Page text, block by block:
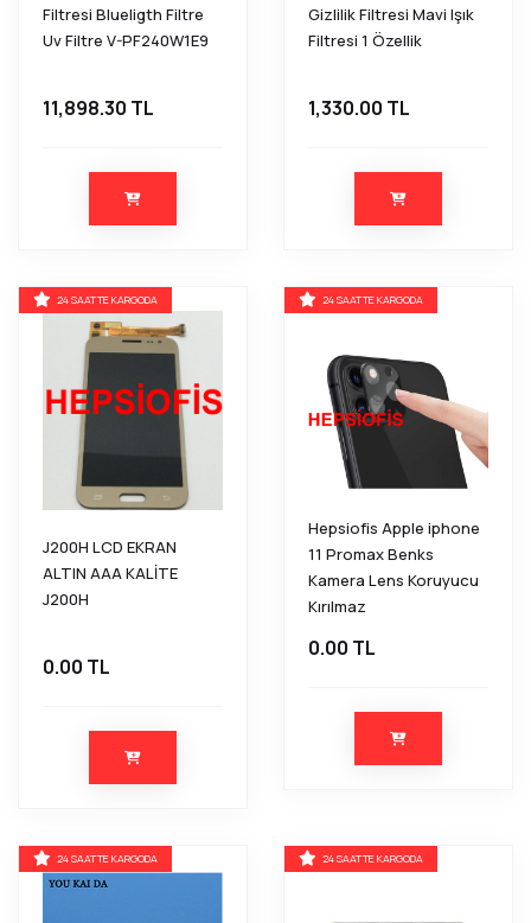
Filtresi Blueligth Filtre
Uv Filtre V-PF240W1E9
11,898.30 TL
Gizlilik Filtresi Mavi Işık
Filtresi 1 Özellik
1,330.00 TL
24 SAATTE KARGODA
J200H LCD EKRAN
ALTIN AAA KALİTE
J200H
0.00 TL
24 SAATTE KARGODA
Hepsiofis Apple iphone
11 Promax Benks
Kamera Lens Koruyucu
Kırılmaz
0.00 TL
24 SAATTE KARGODA 24 SAATTE KARGODA